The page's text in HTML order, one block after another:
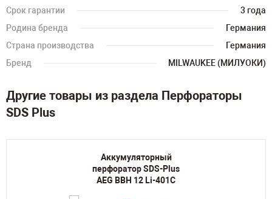
Срок гарантии
3 года
Родина бренда
Германия
Страна производства
Германия
Бренд
MILWAUKEE (МИЛУОКИ)
Другие товары из раздела Перфораторы
SDS Plus
Аккумуляторный
перфоратор SDS-Plus
AEG BBH 12 Li-401C